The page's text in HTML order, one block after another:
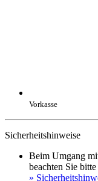
Vorkasse
Sicherheitshinweise
Beim Umgang
beachten Sie
»